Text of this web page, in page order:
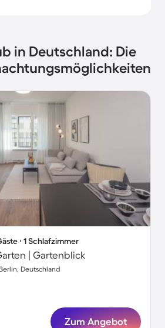
in Deutschland: Die
∙ 1 Schlafzimmer
| Gartenblick
Deutschland
Zum Angebot